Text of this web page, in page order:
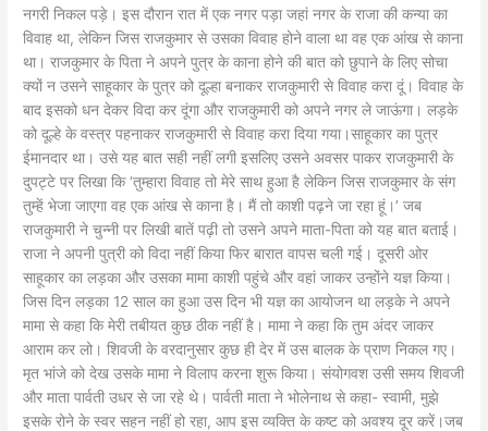
नगरी निकल पड़े। इस दौरान रात में एक नगर पड़ा जहां नगर के राजा की कन्या का
विवाह था, लेकिन जिस राजकुमार से उसका विवाह होने वाला था वह एक आंख से काना
था। राजकुमार के पिता ने अपने पुत्र के काना होने की बात को छुपाने के लिए सोचा
क्यों न उसने साहूकार के पुत्र को दूल्हा बनाकर राजकुमारी से विवाह करा दूं। विवाह के
बाद इसको धन देकर विदा कर दूंगा और राजकुमारी को अपने नगर ले जाऊंगा। लड़के
को दूल्हे के वस्त्र पहनाकर राजकुमारी से विवाह करा दिया गया।साहूकार का पुत्र
ईमानदार था। उसे यह बात सही नहीं लगी इसलिए उसने अवसर पाकर राजकुमारी के
दुपट्टे पर लिखा कि ‘तुम्हारा विवाह तो मेरे साथ हुआ है लेकिन जिस राजकुमार के संग
तुम्हें भेजा जाएगा वह एक आंख से काना है। मैं तो काशी पढ़ने जा रहा हूं।’ जब
राजकुमारी ने चुन्नी पर लिखी बातें पढ़ी तो उसने अपने माता-पिता को यह बात बताई।
राजा ने अपनी पुत्री को विदा नहीं किया फिर बारात वापस चली गई। दूसरी ओर
साहूकार का लड़का और उसका मामा काशी पहुंचे और वहां जाकर उन्होंने यज्ञ किया।
जिस दिन लड़का 12 साल का हुआ उस दिन भी यज्ञ का आयोजन था लड़के ने अपने
मामा से कहा कि मेरी तबीयत कुछ ठीक नहीं है। मामा ने कहा कि तुम अंदर जाकर
आराम कर लो। शिवजी के वरदानुसार कुछ ही देर में उस बालक के प्राण निकल गए।
मृत भांजे को देख उसके मामा ने विलाप करना शुरू किया। संयोगवश उसी समय शिवजी
और माता पार्वती उधर से जा रहे थे। पार्वती माता ने भोलेनाथ से कहा- स्वामी, मुझे
इसके रोने के स्वर सहन नहीं हो रहा, आप इस व्यक्ति के कष्ट को अवश्य दूर करें।जब